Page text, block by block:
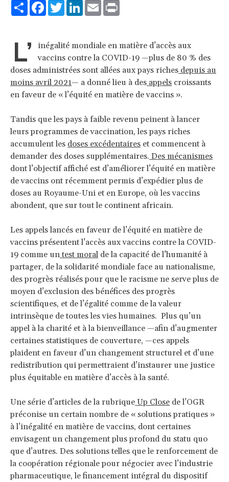
ShareFacebook
TwitterLinkedIn
Email
L’
inégalité mondiale en matière d’accès aux
vaccins contre la COVID-19 —plus de 80 % des
doses administrées sont allées aux pays riches depuis au
moins avril 2021— a donné lieu à des appels croissants
en faveur de « l’équité en matière de vaccins ».
Tandis que les pays à faible revenu peinent à lancer
leurs programmes de vaccination, les pays riches
accumulent les doses excédentaires et commencent à
demander des doses supplémentaires. Des mécanismes
dont l’objectif affiché est d’améliorer l’équité en matière
de vaccins ont récemment permis d’expédier plus de
doses au Royaume-Uni et en Europe, où les vaccins
abondent, que sur tout le continent africain.
Les appels lancés en faveur de l’équité en matière de
vaccins présentent l’accès aux vaccins contre la COVID-
19 comme un test moral de la capacité de l’humanité à
partager, de la solidarité mondiale face au nationalisme,
des progrès réalisés pour que le racisme ne serve plus de
moyen d’exclusion des bénéfices des progrès
scientifiques, et de l’égalité comme de la valeur
intrinsèque de toutes les vies humaines. Plus qu’un
appel à la charité et à la bienveillance —afin d’augmenter
certaines statistiques de couverture, —ces appels
plaident en faveur d’un changement structurel et d’une
redistribution qui permettraient d’instaurer une justice
plus équitable en matière d’accès à la santé.
Une série d’articles de la rubrique Up Close de l’OGR
préconise un certain nombre de « solutions pratiques »
à l’inégalité en matière de vaccins, dont certaines
envisagent un changement plus profond du statu quo
que d’autres. Des solutions telles que le renforcement de
la coopération régionale pour négocier avec l’industrie
pharmaceutique, le financement intégral du dispositif